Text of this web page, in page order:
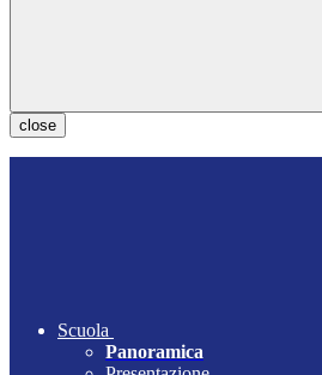
close
Scuola
Panoramica